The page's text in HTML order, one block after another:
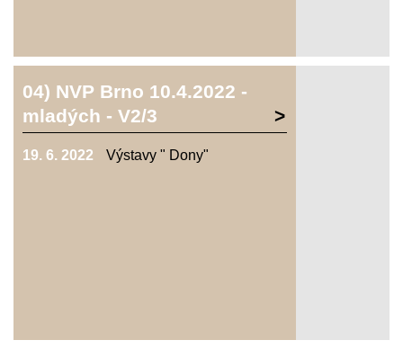
04) NVP Brno 10.4.2022 -
mladých - V2/3
19. 6. 2022 Výstavy " Dony"